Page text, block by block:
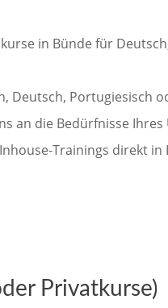
in Bünde für
Portugiesisch
an die Bedürfnisse
Trainings direkt in
Privatkurse)